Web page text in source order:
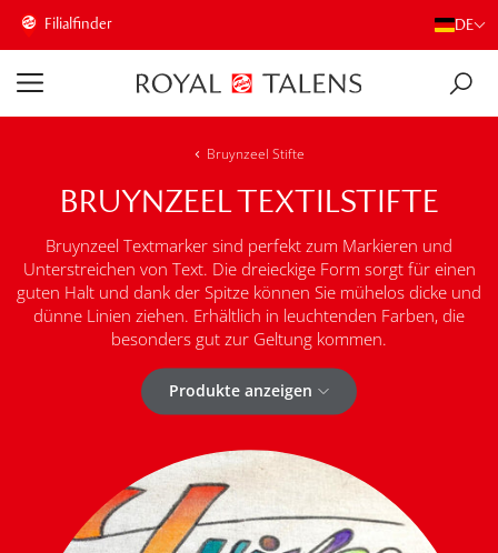
Filialfinder DE
Bruynzeel Stifte
BRUYNZEEL TEXTILSTIFTE
Bruynzeel Textmarker sind perfekt zum Markieren und
Unterstreichen von Text. Die dreieckige Form sorgt für einen
guten Halt und dank der Spitze können Sie mühelos dicke und
dünne Linien ziehen. Erhältlich in leuchtenden Farben, die
besonders gut zur Geltung kommen.
Produkte anzeigen